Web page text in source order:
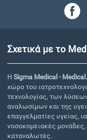
Σχετικά με το
Η Sigma Medical -
χώρο του
τεχνολογίας, των
αναλωσίμων και της
επαγγελματίες υγείας,
νοσοκομειακές μονάδες,
καταναλωτές.